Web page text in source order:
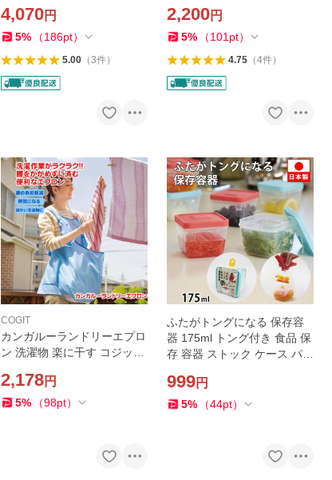
h対応 魚焼きフライパン 魚焼
きグリルパン 魚焼き機
4,070円
5% （186pt）
5.00（3件）
26cm スクエアパン対応 パン
フタ フライパンカバー ガラ
2,200円
5% （101 pt）
4.75（4件）
COGIT
カンガルーランドリーエプロ
ン 洗濯物 楽に干す コジット
ンガルーエプロン ポケット
ランドリー 洗濯用 エプロン
2,178円
5% （98pt）
ふたがトングになる 保存容
器 175ml トング付き 食品 保
存 容器 ストック ケース パッ
ンジ 食洗機対応 角型 冷凍 日
本製 定形外出荷
999円
5% （44pt）